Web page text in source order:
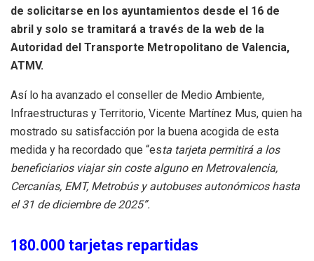
de solicitarse en los ayuntamientos desde el 16 de
abril y solo se tramitará a través de la web de la
Autoridad del Transporte Metropolitano de Valencia,
ATMV.
Así lo ha avanzado el conseller de Medio Ambiente,
Infraestructuras y Territorio, Vicente Martínez Mus, quien ha
mostrado su satisfacción por la buena acogida de esta
medida y ha recordado que “esta tarjeta permitirá a los
beneficiarios viajar sin coste alguno en Metrovalencia,
Cercanías, EMT, Metrobús y autobuses autonómicos hasta
el 31 de diciembre de 2025”.
180.000 tarjetas repartidas